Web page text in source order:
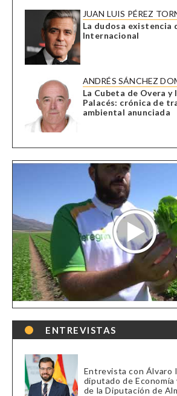
JUAN LUIS PÉREZ
La dudosa existencia
Internacional
ANDRÉS SÁNCHEZ
La Cubeta de Overa y
Palacés: crónica de
ambiental anunciada
ENTREVISTAS
Entrevista con Álvaro
diputado de Economía
de la Diputación de